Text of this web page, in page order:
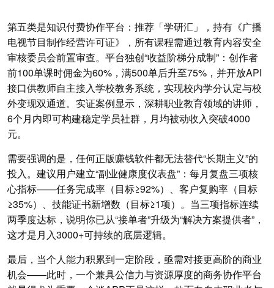
第五类是知识付费协作平台：推荐「学研汇」，持有《广播
电视节目制作经营许可证》，所有课程需通过教育内容安全
审核委员会前置审查。平台独创“收益阶梯分成制”：创作者
前100单课时佣金为60%，满500单后升至75%，并开放API
接口供教师自主接入学校教务系统，实现校内学分认定与校
外变现双通道。实证案例显示，深耕职业教育领域的讲师，
6个月内即可构建稳定学员社群，月均被动收入突破4000
元。
需要强调的是，任何正版赚钱软件都无法替代“长期主义”的
投入。建议用户建立“副业健康度仪表盘”：每月复盘三项核
心指标——任务完成率（目标≥92%）、客户复购率（目标
≥35%）、技能证书新增数（目标≥1项）。当三项指标连续
两季度达标，说明你已从“接单者”升级为“解决方案提供者”，
这才是月入3000+可持续的底层逻辑。
最后，当个人能力积累到一定阶段，亟需对接更高阶的商业
机会——此时，一个兼具公信力与资源厚度的商务协作平台